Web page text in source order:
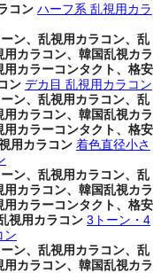
コン ハーフ系 乱視用カラ
ン、乱視用カラコン、乱
カラコン、韓国乱視カラ
カラーコンタクト、格安
ン デカ目 乱視用カラコン
ン、乱視用カラコン、乱
カラコン、韓国乱視カラ
カラーコンタクト、格安
用カラコン 着色直径小さ
ン、乱視用カラコン、乱
カラコン、韓国乱視カラ
カラーコンタクト、格安
視用カラコン 3トーン・4
ン
ン、乱視用カラコン、乱
カラコン、韓国乱視カラ